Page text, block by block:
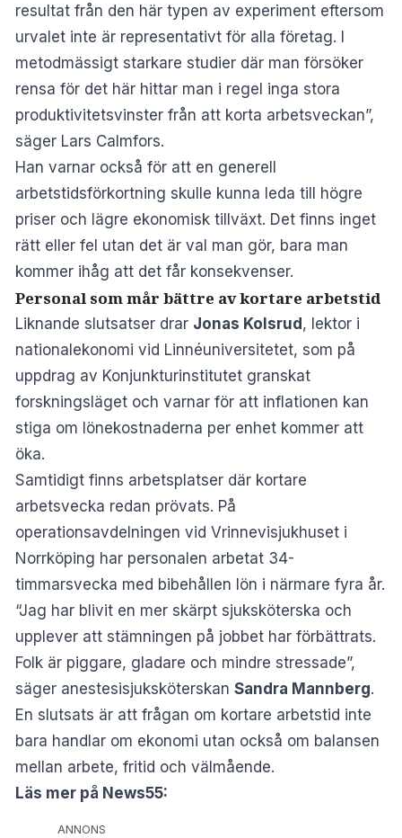
resultat från den här typen av experiment eftersom
urvalet inte är representativt för alla företag. I
metodmässigt starkare studier där man försöker
rensa för det här hittar man i regel inga stora
produktivitetsvinster från att korta arbetsveckan”,
säger Lars Calmfors.
Han varnar också för att en generell
arbetstidsförkortning skulle kunna leda till högre
priser och lägre ekonomisk tillväxt. Det finns inget
rätt eller fel utan det är val man gör, bara man
kommer ihåg att det får konsekvenser.
Personal som mår bättre av kortare arbetstid
Liknande slutsatser drar Jonas Kolsrud, lektor i
nationalekonomi vid Linnéuniversitetet, som på
uppdrag av Konjunkturinstitutet granskat
forskningsläget och varnar för att inflationen kan
stiga om lönekostnaderna per enhet kommer att
öka.
Samtidigt finns arbetsplatser där kortare
arbetsvecka redan prövats. På
operationsavdelningen vid Vrinnevisjukhuset i
Norrköping har personalen arbetat 34-
timmarsvecka med bibehållen lön i närmare fyra år.
“Jag har blivit en mer skärpt sjuksköterska och
upplever att stämningen på jobbet har förbättrats.
Folk är piggare, gladare och mindre stressade”,
säger anestesisjuksköterskan Sandra Mannberg.
En slutsats är att frågan om kortare arbetstid inte
bara handlar om ekonomi utan också om balansen
mellan arbete, fritid och välmående.
Läs mer på News55:
ANNONS